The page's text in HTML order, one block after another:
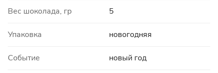
Вес шоколада, гр 5
Упаковка новогодняя
Событие новый год